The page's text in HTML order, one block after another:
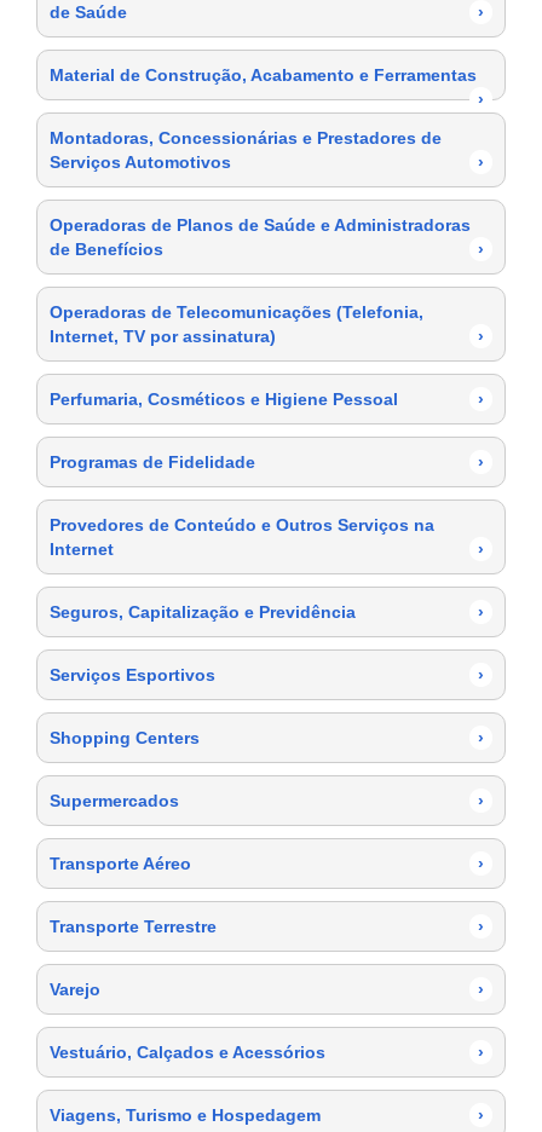
de Saúde
›
Material de Construção, Acabamento e Ferramentas
›
Montadoras, Concessionárias e Prestadores de
Serviços Automotivos
›
Operadoras de Planos de Saúde e Administradoras
de Benefícios
›
Operadoras de Telecomunicações (Telefonia,
Internet, TV por assinatura)
›
Perfumaria, Cosméticos e Higiene Pessoal ›
Programas de Fidelidade ›
Provedores de Conteúdo e Outros Serviços na
Internet
›
Seguros, Capitalização e Previdência ›
Serviços Esportivos ›
Shopping Centers ›
Supermercados ›
Transporte Aéreo ›
Transporte Terrestre ›
Varejo ›
Vestuário, Calçados e Acessórios ›
Viagens, Turismo e Hospedagem ›